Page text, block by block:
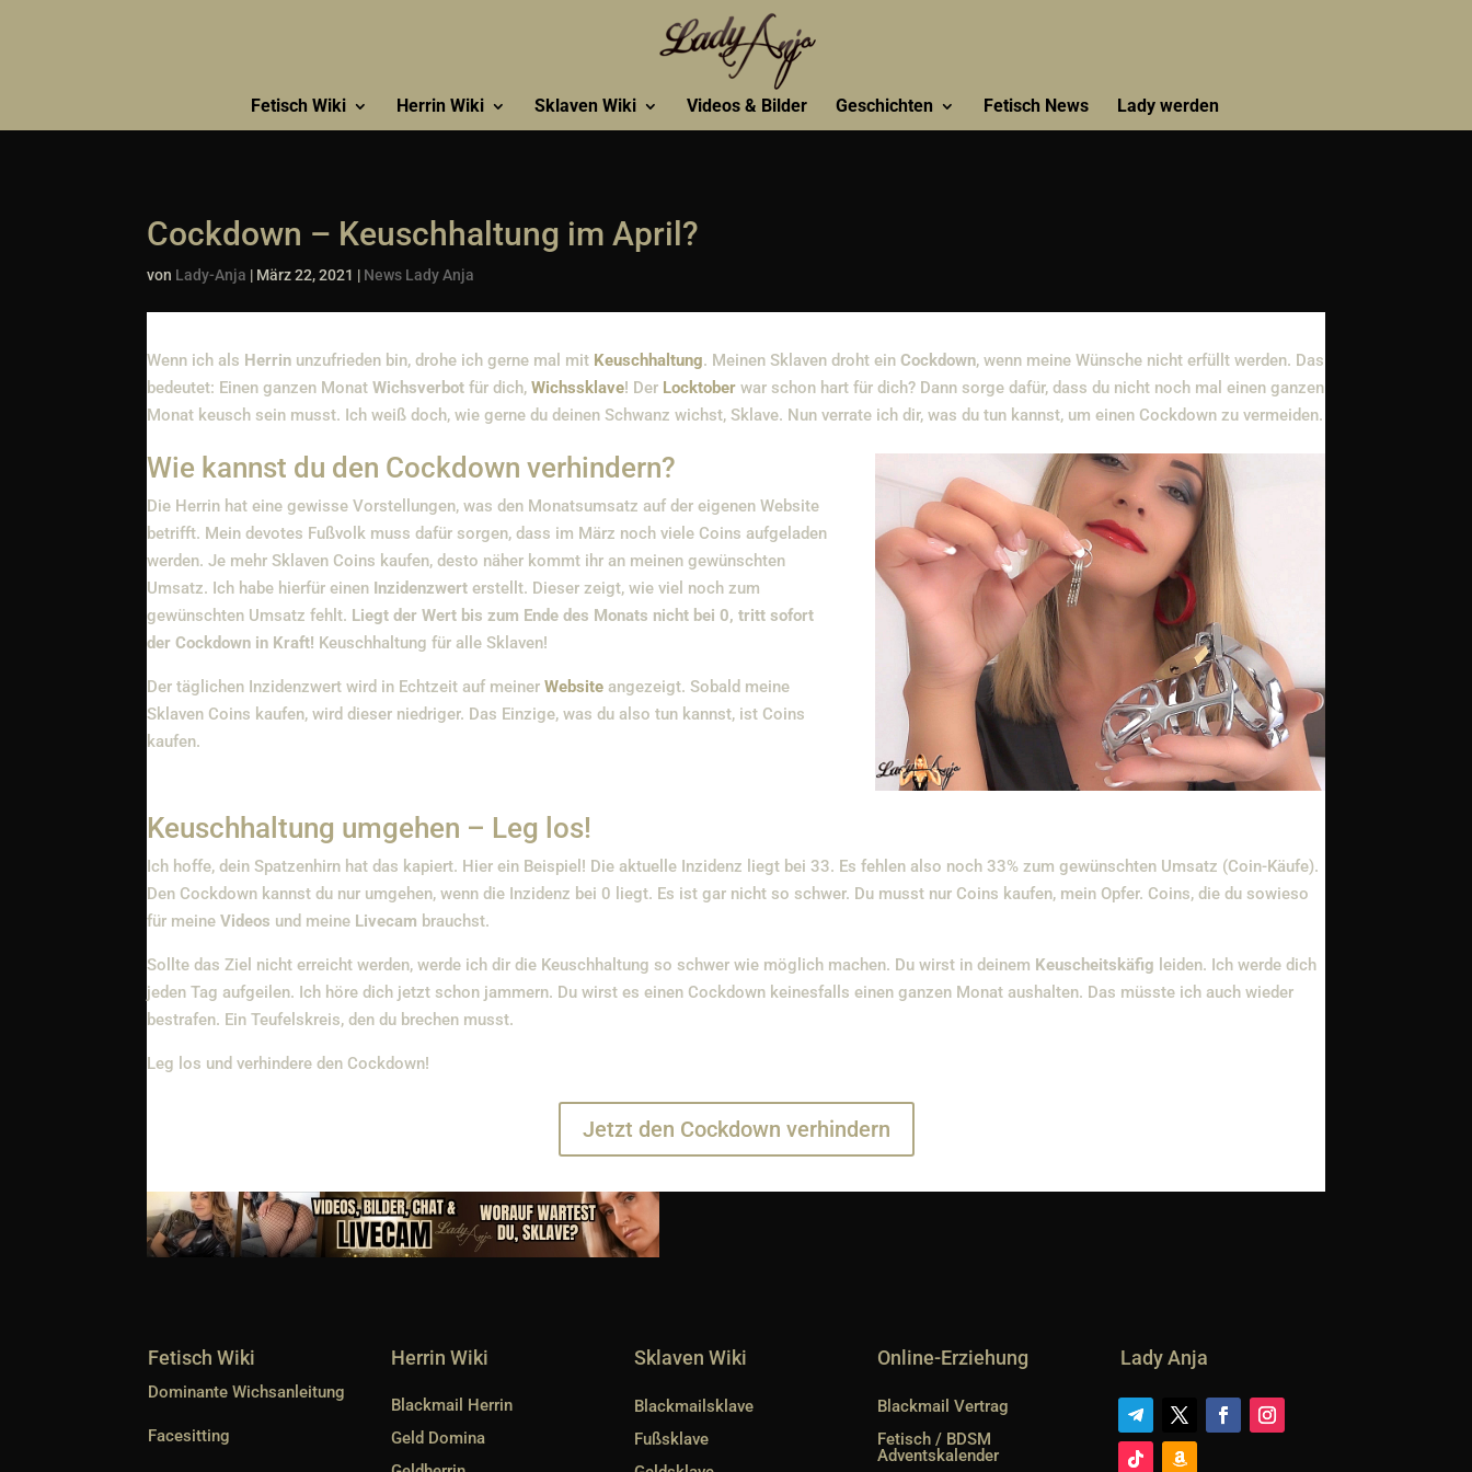
Fetisch Wiki Herrin Wiki Sklaven Wiki Videos & Bilder Geschichten Fetisch News Lady werden
Cockdown – Keuschhaltung im April?
von Lady-Anja | März 22, 2021 | News Lady Anja
Wenn ich als Herrin unzufrieden bin, drohe ich gerne mal mit Keuschhaltung. Meinen Sklaven droht einCockdown, wenn meine Wünsche nicht erfüllt werden. Das
bedeutet: Einen ganzen MonatWichsverbot für dich,Wichssklave! Der Locktober war schon hart für dich? Dann sorge dafür, dass du nicht noch mal einen ganzen
Monat keusch sein musst. Ich weiß doch, wie gerne du deinen Schwanz wichst, Sklave. Nun verrate ich dir, was du tun kannst, um einen Cockdown zu vermeiden.
Wie kannst du den Cockdown verhindern?
Die Herrin hat eine gewisse Vorstellungen, was den Monatsumsatz auf der eigenen Website
betrifft. Mein devotes Fußvolk muss dafür sorgen, dass im März noch viele Coins aufgeladen
werden. Je mehr Sklaven Coins kaufen, desto näher kommt ihr an meinen gewünschten
Umsatz. Ich habe hierfür einen Inzidenzwert erstellt. Dieser zeigt, wie viel noch zum
gewünschten Umsatz fehlt. Liegt der Wert bis zum Ende des Monats nicht bei 0, tritt sofort
der Cockdown in Kraft! Keuschhaltung für alle Sklaven!
Der täglichen Inzidenzwert wird in Echtzeit auf meinerWebsite angezeigt. Sobald meine
Sklaven Coins kaufen, wird dieser niedriger. Das Einzige, was du also tun kannst, ist Coins
kaufen.
Keuschhaltung umgehen – Leg los!
Ich hoffe, dein Spatzenhirn hat das kapiert. Hier ein Beispiel! Die aktuelle Inzidenz liegt bei 33. Es fehlen also noch 33% zum gewünschten Umsatz (Coin-Käufe).
Den Cockdown kannst du nur umgehen, wenn die Inzidenz bei 0 liegt. Es ist gar nicht so schwer. Du musst nur Coins kaufen, mein Opfer. Coins, die du sowieso
für meineVideos und meine Livecam brauchst.
Sollte das Ziel nicht erreicht werden, werde ich dir die Keuschhaltung so schwer wie möglich machen. Du wirst in deinem Keuscheitskäfig leiden. Ich werde dich
jeden Tag aufgeilen. Ich höre dich jetzt schon jammern. Du wirst es einen Cockdown keinesfalls einen ganzen Monat aushalten. Das müsste ich auch wieder
bestrafen. Ein Teufelskreis, den du brechen musst.
Leg los und verhindere den Cockdown!
Jetzt den Cockdown verhindern
Fetisch Wiki
Dominante Wichsanleitung
Facesitting
Herrin Wiki
Blackmail Herrin
Geld Domina
Sklaven Wiki
Blackmailsklave
Fußsklave
Online-Erziehung
Blackmail Vertrag
Fetisch / BDSM
Adventskalender
Lady Anja